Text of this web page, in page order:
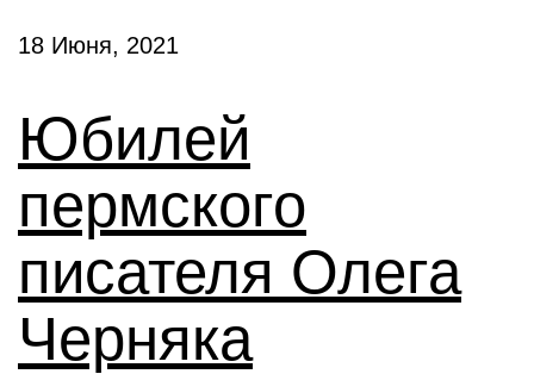
18 Июня, 2021
Юбилей
пермского
писателя Олега
Черняка